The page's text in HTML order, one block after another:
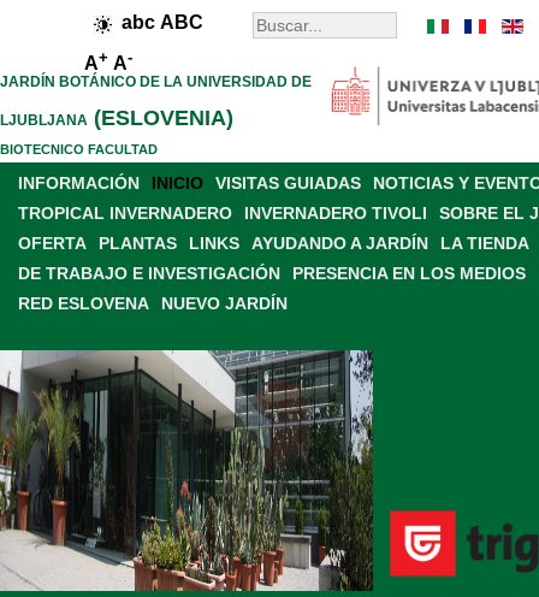
abc ABC
A+ A-
JARDÍN BOTÁNICO DE LA UNIVERSIDAD DE
LJUBLJANA (ESLOVENIA)
BIOTECNICO FACULTAD
INFORMACIÓN INICIO VISITAS GUIADAS
NOTICIAS Y
TROPICAL INVERNADERO
INVERNADERO TIVOLI
SOBRE EL
OFERTA
PLANTAS LINKS AYUDANDO A JARDÍN
LA TIENDA
DE TRABAJO E INVESTIGACIÓN
PRESENCIA EN LOS MEDIOS
RED ESLOVENA
NUEVO JARDÍN